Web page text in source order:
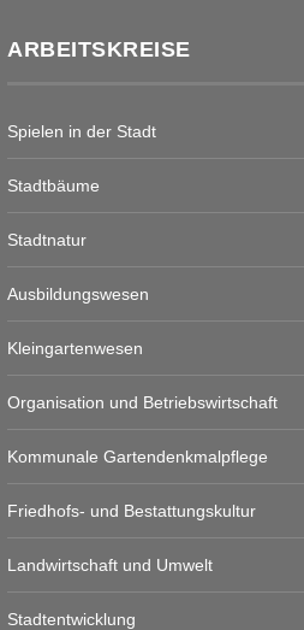
ARBEITSKREISE
Spielen in der Stadt
Stadtbäume
Stadtnatur
Ausbildungswesen
Kleingartenwesen
Organisation und Betriebswirtschaft
Kommunale Gartendenkmalpflege
Friedhofs- und Bestattungskultur
Landwirtschaft und Umwelt
Stadtentwicklung